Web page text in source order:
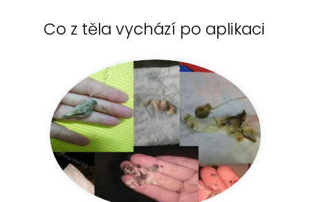
Co z těla vychází po aplikaci